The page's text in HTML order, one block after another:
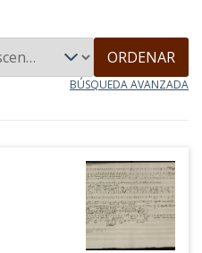
ORDENAR
BÚSQUEDA AVANZADA